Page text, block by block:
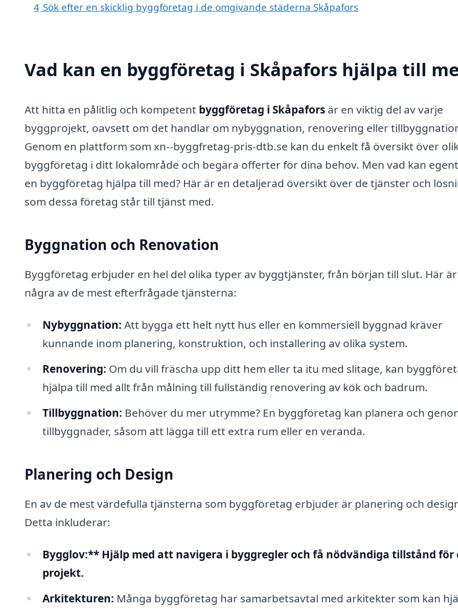
4 Sök efter en skicklig byggföretag i de omgivande städerna Skåpafors
Vad kan en byggföretag i Skåpafors hjälpa till
Att hitta en pålitlig och kompetent byggföretag i Skåpafors är en viktig del av varje
byggprojekt, oavsett om det handlar om nybyggnation, renovering eller
Genom en plattform som xn--byggfretag-pris-dtb.se kan du enkelt få översikt över
byggföretag i ditt lokalområde och begära offerter för dina behov. Men vad kan
en byggföretag hjälpa till med? Här är en detaljerad översikt över de tjänster och
som dessa företag står till tjänst med.
Byggnation och Renovation
Byggföretag erbjuder en hel del olika typer av byggtjänster, från början till slut. Här är
några av de mest efterfrågade tjänsterna:
Nybyggnation: Att bygga ett helt nytt hus eller en kommersiell byggnad kräver
kunnande inom planering, konstruktion, och installering av olika system.
Renovering: Om du vill fräscha upp ditt hem eller ta itu med slitage, kan
hjälpa till med allt från målning till fullständig renovering av kök och badrum.
Tillbyggnation: Behöver du mer utrymme? En byggföretag kan planera och
tillbyggnader, såsom att lägga till ett extra rum eller en veranda.
Planering och Design
En av de mest värdefulla tjänsterna som byggföretag erbjuder är planering och
Detta inkluderar:
Bygglov:** Hjälp med att navigera i byggregler och få nödvändiga tillstånd
projekt.
Arkitekturen: Många byggföretag har samarbetsavtal med arkitekter som kan